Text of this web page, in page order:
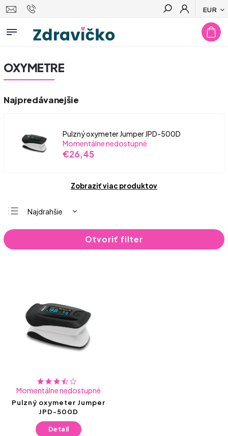
EUR
Hľadať
OXYMETRE
Najpredávanejšie
Pulzný oxymeter Jumper JPD-500D
Momentálne nedostupné
€26,45
Zobraziť viac produktov
Najdrahšie
Najlacnejšie
Otvoriť filter
Pulzný oxymeter Jumper
JPD-500D
Momentálne nedostupné
Detail